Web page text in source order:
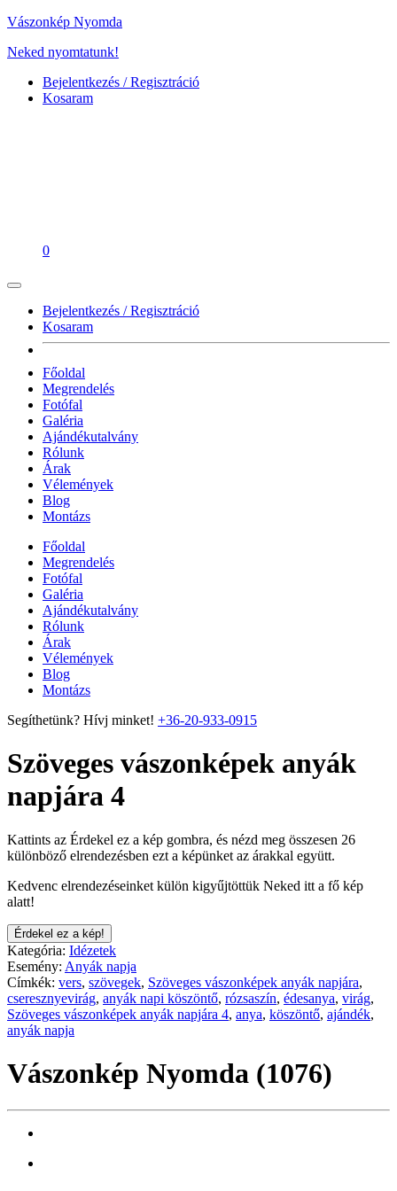
Vászonkép Nyomda
Neked nyomtatunk!
Bejelentkezés / Regisztráció
Kosaram
0
Bejelentkezés / Regisztráció
Kosaram
Főoldal
Megrendelés
Fotófal
Galéria
Ajándékutalvány
Rólunk
Árak
Vélemények
Blog
Montázs
Főoldal
Megrendelés
Fotófal
Galéria
Ajándékutalvány
Rólunk
Árak
Vélemények
Blog
Montázs
Segíthetünk? Hívj minket! +36-20-933-0915
Szöveges vászonképek anyák
napjára 4
Kattints az Érdekel ez a kép gombra, és nézd meg összesen 26
különböző elrendezésben ezt a képünket az árakkal együtt.
Kedvenc elrendezéseinket külön kigyűjtöttük Neked itt a fő kép
alatt!
Érdekel ez a kép!
Kategória: Idézetek
Esemény: Anyák napja
Címkék: vers, szövegek, Szöveges vászonképek anyák napjára,
cseresznyevirág, anyák napi köszöntő, rózsaszín, édesanya, virág,
Szöveges vászonképek anyák napjára 4, anya, köszöntő, ajándék,
anyák napja
Vászonkép Nyomda (1076)